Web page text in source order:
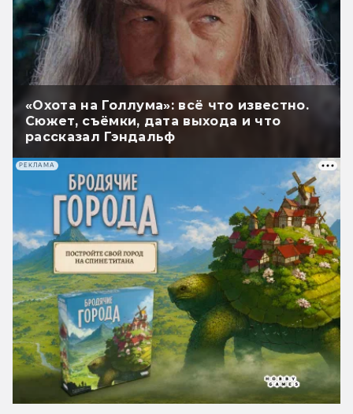
«Охота на Голлума»: всё что известно.
Сюжет, съёмки, дата выхода и что
рассказал Гэндальф
РЕКЛАМА